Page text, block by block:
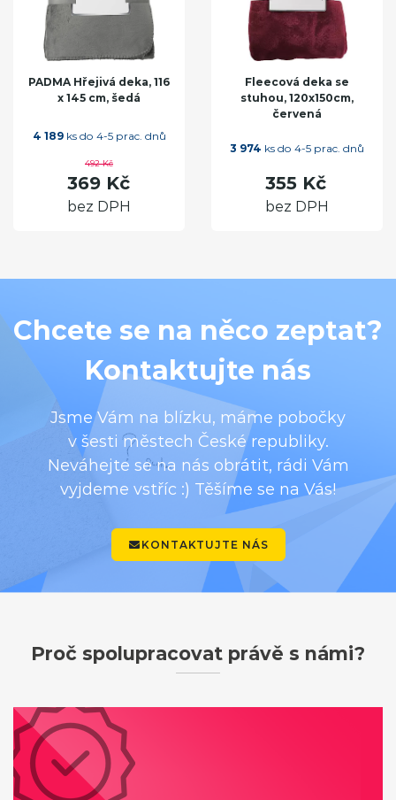
PADMA Hřejivá deka, 116
x 145 cm, šedá
4 189ks do 4-5 prac. dnů
492 Kč
369 Kč
bez DPH
Fleecová deka se
stuhou, 120x150cm,
červená
3 974 ks do 4-5 prac. dnů
355 Kč
bez DPH
Chcete se na něco zeptat?
Kontaktujte nás
Jsme Vám na blízku, máme pobočky
v šesti městech České republiky.
Neváhejte se na nás obrátit, rádi Vám
vyjdeme vstříc :) Těšíme se na Vás!
KONTAKTUJTE NÁS
Proč spolupracovat právě s námi?